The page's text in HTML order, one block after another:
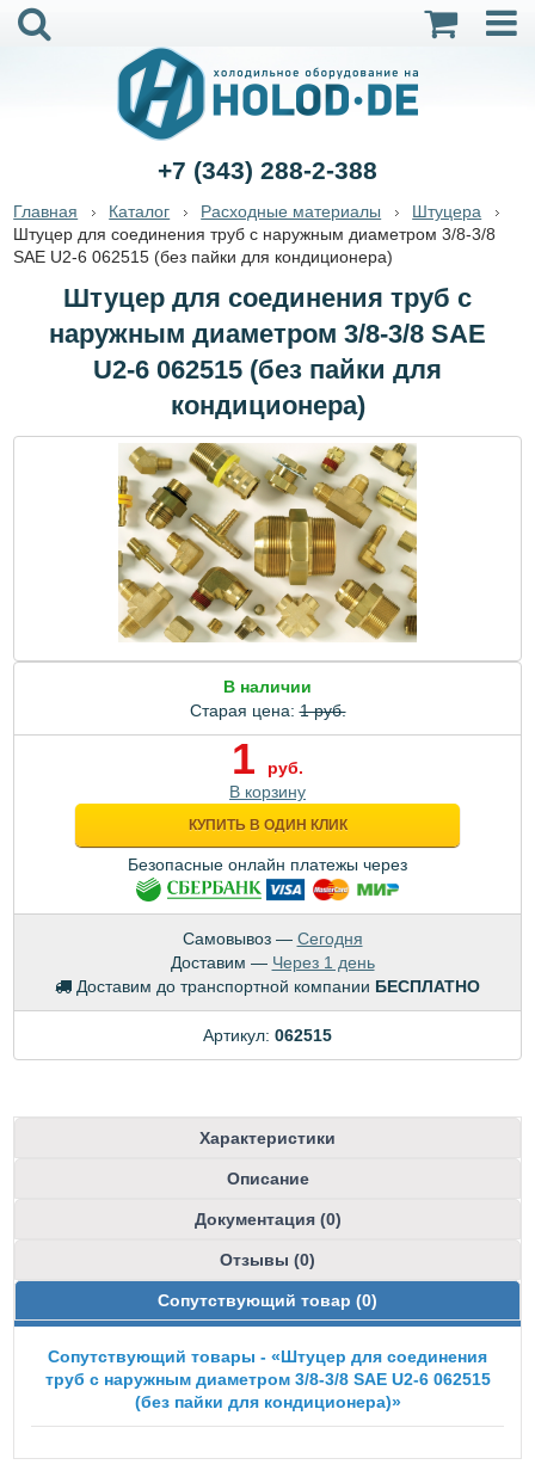
+7 (343) 288-2-388
Главная Каталог Расходные материалы
Штуцера
Штуцер для соединения труб с наружным диаметром 3/8-3/8
SAE U2-6 062515 (без пайки для кондиционера)
Штуцер для соединения труб с
наружным диаметром 3/8-3/8 SAE
U2-6 062515 (без пайки для
кондиционера)
В наличии
Старая цена:1 руб.
1
руб.
В корзину
КУПИТЬ В ОДИН КЛИК
Безопасные онлайн платежы через
Самовывоз — Сегодня
Доставим — Через 1 день
Доставим до транспортной компании БЕСПЛАТНО
Артикул: 062515
Характеристики
Описание
Документация (0)
Отзывы (0)
Сопутствующий товар (0)
Сопутствующий товары - «Штуцер для соединения
труб с наружным диаметром 3/8-3/8 SAE U2-6 062515
(без пайки для кондиционера)»